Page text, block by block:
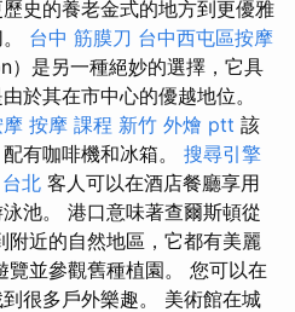
史的養老金式的地方到更優雅
台中 筋膜刀 台中西屯區按摩
）是另一種絕妙的選擇，它具
於其在市中心的優越地位。
按摩 課程 新竹 外燴 ptt 該
有咖啡機和冰箱。 搜尋引擎
北 客人可以在酒店餐廳享用
池。 港口意味著查爾斯頓從
近的自然地區，它都有美麗
覽並參觀舊種植園。 您可以在
很多戶外樂趣。 美術館在城